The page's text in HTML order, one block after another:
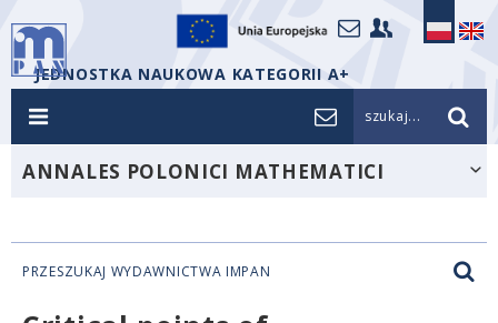
JEDNOSTKA NAUKOWA KATEGORII A+
szukaj...
ANNALES POLONICI MATHEMATICI
PRZESZUKAJ WYDAWNICTWA IMPAN